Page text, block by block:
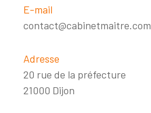
E-mail
contact@cabinetmaitre.com
Adresse
20 rue de la préfecture
21000 Dijon